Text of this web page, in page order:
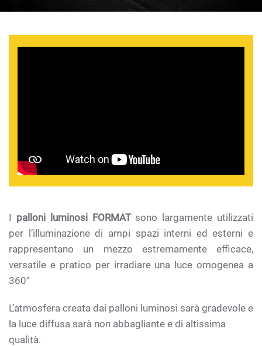
I palloni luminosi FORMATsono largamente utilizzati
per l’illuminazione di ampi spazi interni ed esterni e
rappresentano un mezzo estremamente efficace,
versatile e pratico per irradiare una luce omogenea a
360°
L’atmosfera creata dai palloni luminosi sarà gradevole e
la luce diffusa sarà non abbagliante e di altissima
qualità.